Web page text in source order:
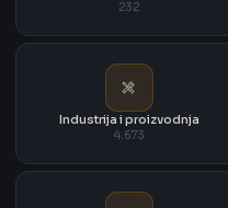
232
Industrija i proizvodnja
4.673